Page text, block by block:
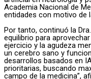
Academia Nacional de
entidades con motivo de
Por tanto, continuó la
equilibrio para
ejercicio y la agudeza
un cerebro sano y
desarrollos basados en
prioritarias, buscando
campo de la medicina”,